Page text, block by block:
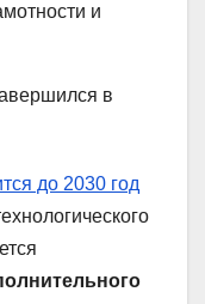
и
в
до 2030 год